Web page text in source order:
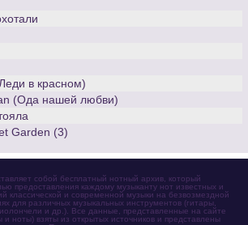
в красном)
(Ода нашей любви)
Garden (3)
собой бесплатный нотный архив, который
предоставления каждому музыканту нот известных и
классической и современной музыки на безвозмездной
для различных музыкальных инструментов (гитары,
и др.). Все данные, представленные на сайте
и ноты) взяты из открытых источников и представлены